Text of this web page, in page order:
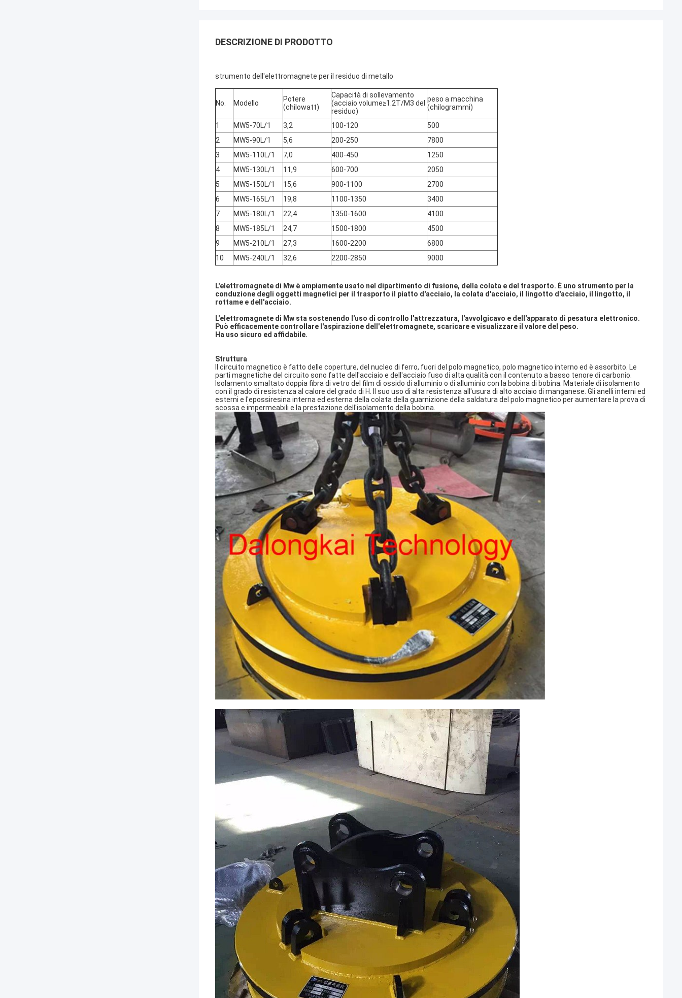
DESCRIZIONE DI PRODOTTO
strumento dell'elettromagnete per il residuo di metallo
No. Modello
Potere
(chilowatt)
Capacità di sollevamento
(acciaio volume≥1.2T/M3 del
residuo)
peso a macchina
(chilogrammi)
1 MW5-70L/1 3,2 100-120
500
2
MW5-90L/1 5,6 200-250
7800
3
MW5-110L/1 7,0 400-450
1250
4
MW5-130L/1 11,9 600-700
2050
5
MW5-150L/1 15,6 900-1100
2700
6
MW5-165L/1 19,8 1100-1350
3400
7
MW5-180L/1 22,4 1350-1600
4100
8
MW5-185L/1 24,7 1500-1800
4500
9
MW5-210L/1 27,3 1600-2200
6800
10
MW5-240L/1 32,6 2200-2850 9000
L'elettromagnete di Mw è ampiamente usato nel dipartimento di fusione, della colata e del trasporto. È uno strumento per la
conduzione degli oggetti magnetici per il trasporto il piatto d'acciaio, la colata d'acciaio, il lingotto d'acciaio, il lingotto, il
rottame e dell'acciaio.
L'elettromagnete di Mw sta sostenendo l'uso di controllo l'attrezzatura, l'avvolgicavo e dell'apparato di pesatura elettronico.
Può efficacemente controllare l'aspirazione dell'elettromagnete, scaricare e visualizzare il valore del peso.
Ha uso sicuro ed affidabile.
Struttura
Il circuito magnetico è fatto delle coperture, del nucleo di ferro, fuori del polo magnetico, polo magnetico interno ed è assorbito. Le
parti magnetiche del circuito sono fatte dell'acciaio e dell'acciaio fuso di alta qualità con il contenuto a basso tenore di carbonio.
Isolamento smaltato doppia fibra di vetro del film di ossido di alluminio o di alluminio con la bobina di bobina. Materiale di isolamento
con il grado di resistenza al calore del grado di H. Il suo uso di alta resistenza all'usura di alto acciaio di manganese. Gli anelli interni ed
esterni e l'epossiresina interna ed esterna della colata della guarnizione della saldatura del polo magnetico per aumentare la prova di
scossa e impermeabili e la prestazione dell'isolamento della bobina.